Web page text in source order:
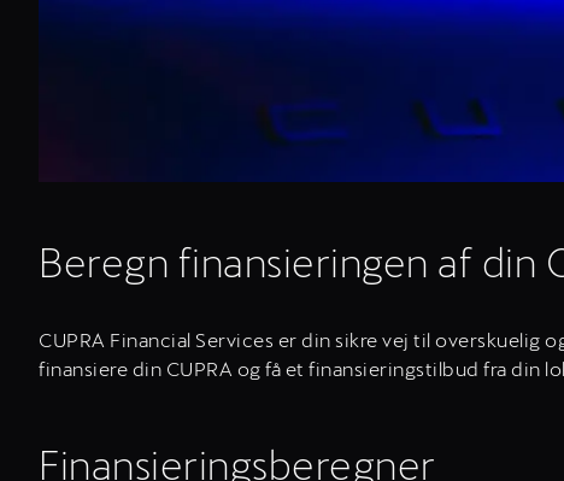
Beregn finansieringen af din
CUPRA Financial Services er din sikre vej til overskuelig
finansiere din CUPRA og få et finansieringstilbud fra din
Finansieringsberegner